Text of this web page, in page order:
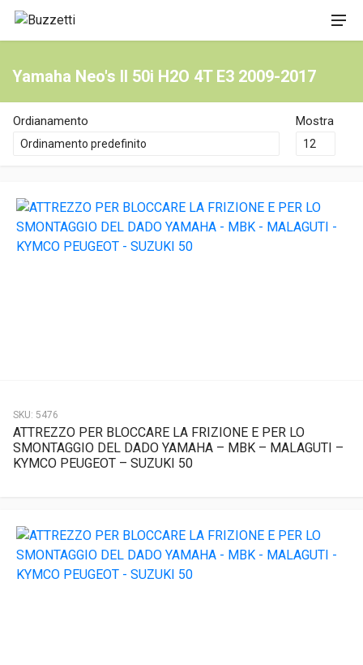
Yamaha Neo's II 50i H2O 4T E3 2009-2017
Ordianamento Mostra
SKU: 5476
ATTREZZO PER BLOCCARE LA FRIZIONE E PER LO
SMONTAGGIO DEL DADO YAMAHA – MBK – MALAGUTI –
KYMCO PEUGEOT – SUZUKI 50